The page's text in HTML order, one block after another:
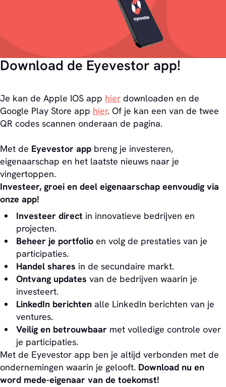
Download de Eyevestor app!
Je kan de Apple IOS app hier downloaden en de
Google Play Store app hier. Of je kan een van de twee
QR codes scannen onderaan de pagina.
Met de Eyevestor app breng je investeren,
eigenaarschap en het laatste nieuws naar je
vingertoppen.
Investeer, groei en deel eigenaarschap eenvoudig via
onze app!
Investeer direct in innovatieve bedrijven en
projecten.
Beheer je portfolio en volg de prestaties van je
participaties.
Handel shares in de secundaire markt.
Ontvang updates van de bedrijven waarin je
investeert.
LinkedIn berichten alle LinkedIn berichten van je
ventures.
Veilig en betrouwbaar met volledige controle over
je participaties.
Met de Eyevestor app ben je altijd verbonden met de
ondernemingen waarin je gelooft. Download nu en
word mede-eigenaar van de toekomst!